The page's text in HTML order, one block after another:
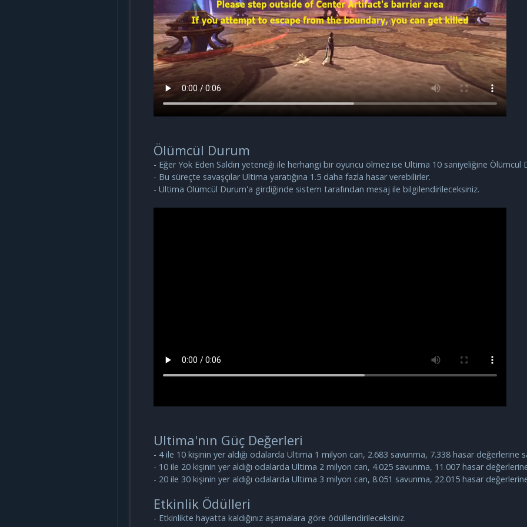
Ölümcül Durum
- Eğer Yok Eden Saldırı yeteneği ile herhangi bir oyuncu ölmez ise Ultima 10 saniyeliğine Ölümcül
- Bu süreçte savaşçılar Ultima yaratığına 1.5 daha fazla hasar verebilirler.
- Ultima Ölümcül Durum'a girdiğinde sistem tarafından mesaj ile bilgilendirileceksiniz.
Ultima'nın Güç Değerleri
- 4 ile 10 kişinin yer aldığı odalarda Ultima 1 milyon can, 2.683 savunma, 7.338 hasar değerlerine
- 10 ile 20 kişinin yer aldığı odalarda Ultima 2 milyon can, 4.025 savunma, 11.007 hasar
- 20 ile 30 kişinin yer aldığı odalarda Ultima 3 milyon can, 8.051 savunma, 22.015 hasar
Etkinlik Ödülleri
- Etkinlikte hayatta kaldığınız aşamalara göre ödüllendirileceksiniz.